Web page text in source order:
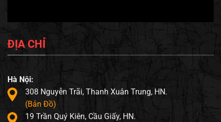
ĐỊA CHỈ
Hà Nội:
308 Nguyễn Trãi, Thanh Xuân Trung, HN.
(Bản Đồ)
19 Trần Quý Kiên, Cầu Giấy, HN.